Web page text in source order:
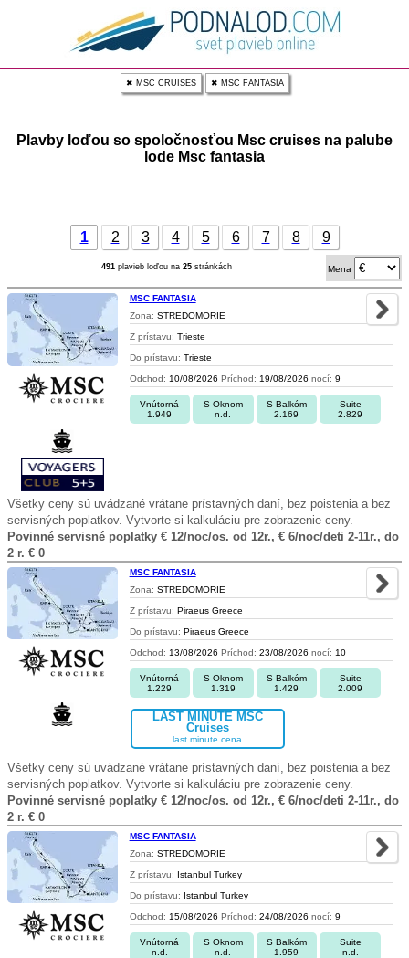
✖ MSC CRUISES ✖ MSC FANTASIA
Plavby loďou so spoločnosťou Msc cruises na palube
lode Msc fantasia
1 2 3 4 5 6 7 8 9
491 plavieb loďou na 25 stránkách Mena
MSC FANTASIA
Zona: STREDOMORIE
Z prístavu: Trieste
Do prístavu: Trieste
Odchod: 10/08/2026 Príchod: 19/08/2026 nocí: 9
Vnútorná
1.949
S Oknom
n.d.
S Balkóm
2.169
Suite
2.829
Všetky ceny sú uvádzané vrátane prístavných daní, bez poistenia a bez
servisných poplatkov. Vytvorte si kalkuláciu pre zobrazenie ceny.
Povinné servisné poplatky € 12/noc/os. od 12r., € 6/noc/deti 2-11r., do
2 r. € 0
MSC FANTASIA
Zona: STREDOMORIE
Z prístavu: Piraeus Greece
Do prístavu: Piraeus Greece
Odchod: 13/08/2026 Príchod: 23/08/2026 nocí: 10
Vnútorná
1.229
S Oknom
1.319
S Balkóm
1.429
Suite
2.009
LAST MINUTE MSC
Cruises
last minute cena
Všetky ceny sú uvádzané vrátane prístavných daní, bez poistenia a bez
servisných poplatkov. Vytvorte si kalkuláciu pre zobrazenie ceny.
Povinné servisné poplatky € 12/noc/os. od 12r., € 6/noc/deti 2-11r., do
2 r. € 0
MSC FANTASIA
Zona: STREDOMORIE
Z prístavu: Istanbul Turkey
Do prístavu: Istanbul Turkey
Odchod: 15/08/2026 Príchod: 24/08/2026 nocí: 9
Vnútorná
n.d.
S Oknom
n.d.
S Balkóm
1.959
Suite
n.d.